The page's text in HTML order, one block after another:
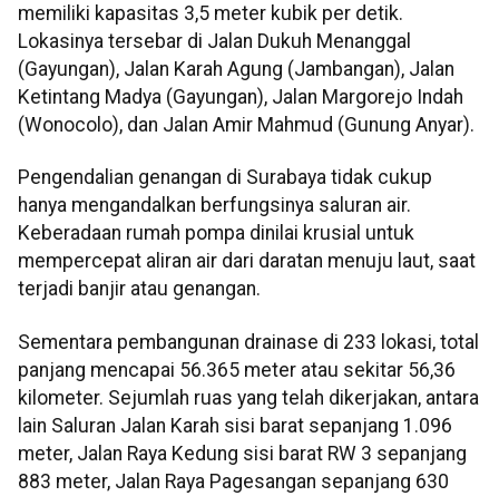
memiliki kapasitas 3,5 meter kubik per detik.
Lokasinya tersebar di Jalan Dukuh Menanggal
(Gayungan), Jalan Karah Agung (Jambangan), Jalan
Ketintang Madya (Gayungan), Jalan Margorejo Indah
(Wonocolo), dan Jalan Amir Mahmud (Gunung Anyar).
Pengendalian genangan di Surabaya tidak cukup
hanya mengandalkan berfungsinya saluran air.
Keberadaan rumah pompa dinilai krusial untuk
mempercepat aliran air dari daratan menuju laut, saat
terjadi banjir atau genangan.
Sementara pembangunan drainase di 233 lokasi, total
panjang mencapai 56.365 meter atau sekitar 56,36
kilometer. Sejumlah ruas yang telah dikerjakan, antara
lain Saluran Jalan Karah sisi barat sepanjang 1.096
meter, Jalan Raya Kedung sisi barat RW 3 sepanjang
883 meter, Jalan Raya Pagesangan sepanjang 630